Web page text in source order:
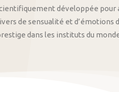
développée pour
de sensualité et d’émotions
dans les instituts du